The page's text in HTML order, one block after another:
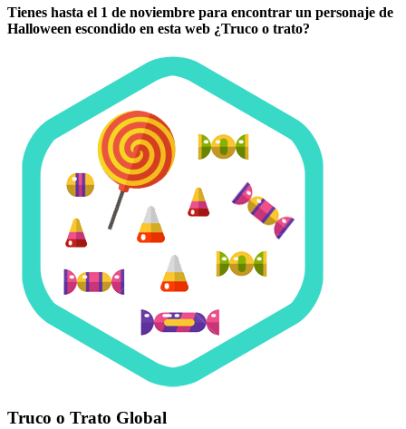
Tienes hasta el 1 de noviembre para encontrar un personaje de
Halloween escondido en esta web ¿Truco o trato?
Truco o Trato Global